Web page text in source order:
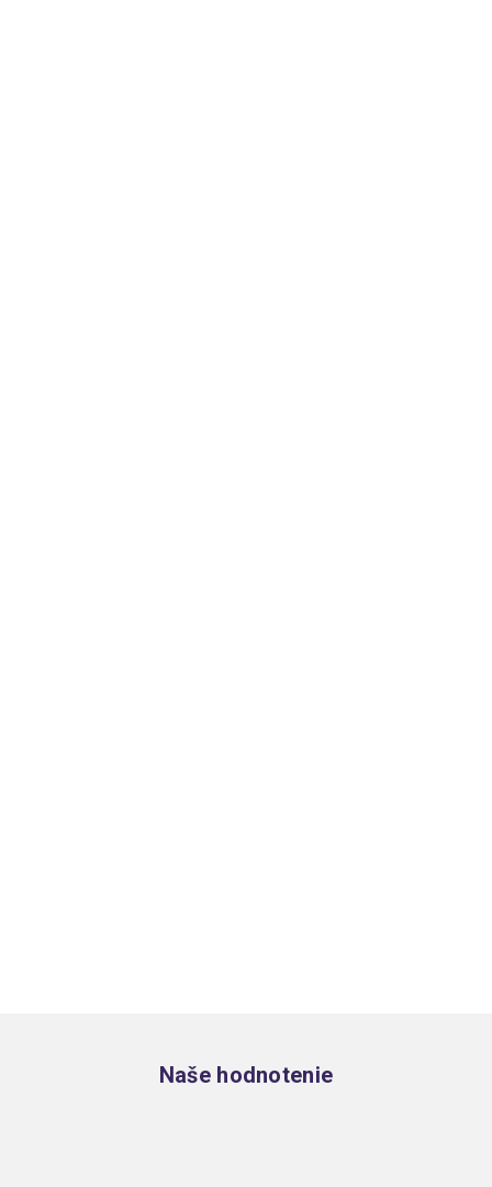
Naše hodnotenie